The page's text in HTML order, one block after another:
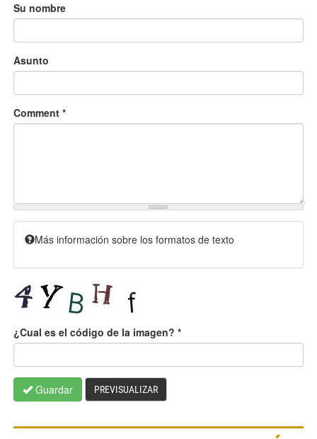
Su nombre
Asunto
Comment *
Más información sobre los formatos de texto
¿Cual es el código de la imagen? *
Guardar PREVISUALIZAR